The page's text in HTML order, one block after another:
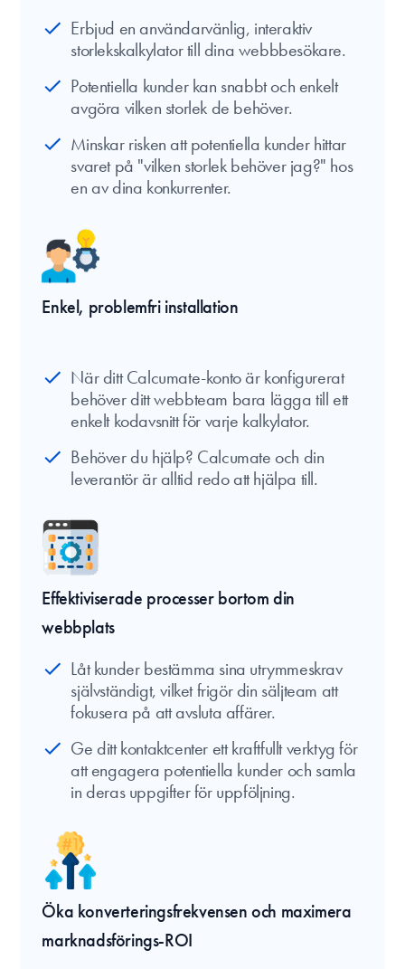
Erbjud en användarvänlig, interaktiv
storlekskalkylator till dina webbbesökare.
Potentiella kunder kan snabbt och enkelt
avgöra vilken storlek de behöver.
Minskar risken att potentiella kunder hittar
svaret på "vilken storlek behöver jag?" hos
en av dina konkurrenter.
Enkel, problemfri installation
När ditt Calcumate-konto är konfigurerat
behöver ditt webbteam bara lägga till ett
enkelt kodavsnitt för varje kalkylator.
Behöver du hjälp? Calcumate och din
leverantör är alltid redo att hjälpa till.
Effektiviserade processer bortom din
webbplats
Låt kunder bestämma sina utrymmeskrav
självständigt, vilket frigör din säljteam att
fokusera på att avsluta affärer.
Ge ditt kontaktcenter ett kraftfullt verktyg för
att engagera potentiella kunder och samla
in deras uppgifter för uppföljning.
Öka konverteringsfrekvensen och maximera
marknadsförings-ROI